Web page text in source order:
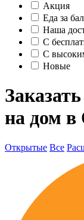
Акция
Еда за
Наша
C
С
Новые
на дом
Открытые Все